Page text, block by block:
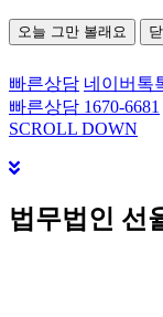
오늘 그만 볼래요
빠른상담 네이버톡
빠른상담 1670-6681
메
건
뛰
SCROLL DOWN
법무법인 선